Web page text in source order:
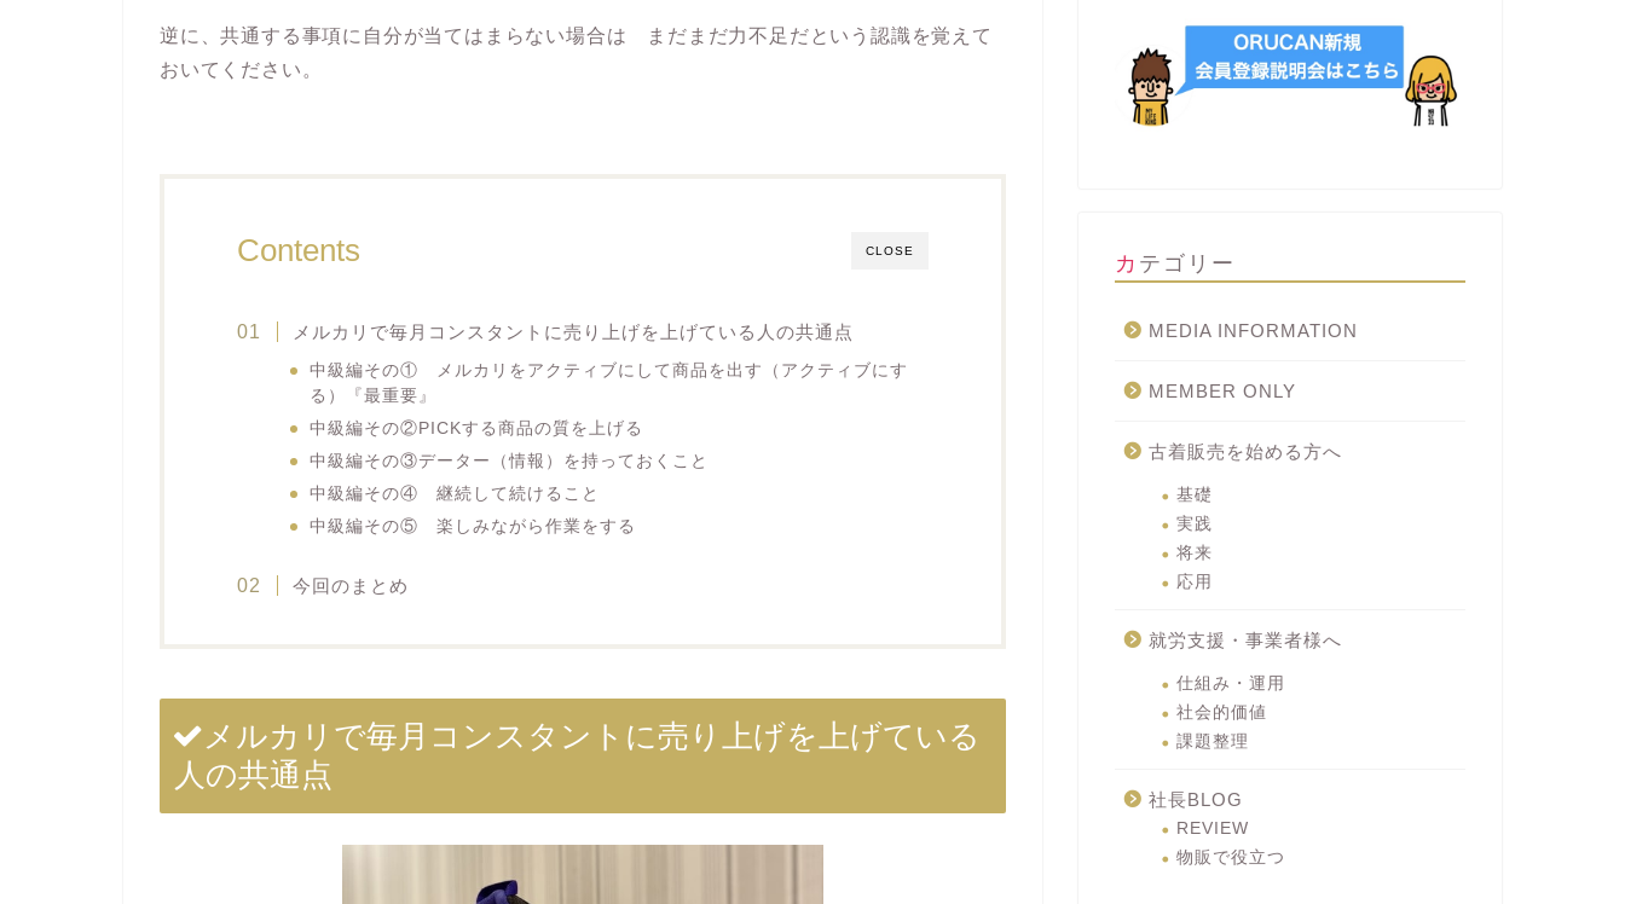
逆に、共通する事項に自分が当てはまらない場合は まだまだ力不足だという認識を覚えて
おいてください。
CLOSE
Contents
メルカリで毎月コンスタントに売り上げを上げている人の共通点
中級編その① メルカリをアクティブにして商品を出す（アクティブにす
る）『最重要』
中級編その②PICKする商品の質を上げる
中級編その③データー（情報）を持っておくこと
中級編その④ 継続して続けること
中級編その⑤ 楽しみながら作業をする
今回のまとめ
メルカリで毎月コンスタントに売り上げを上げている
人の共通点
カテゴリー
MEDIA INFORMATION
MEMBER ONLY
古着販売を始める方へ
基礎
実践
将来
応用
就労支援・事業者様へ
仕組み・運用
社会的価値
課題整理
社長BLOG
REVIEW
物販で役立つ